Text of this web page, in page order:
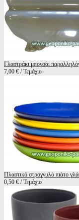
Γλαστράκι μπονσάι
7,00 € / Τεμάχιο
Πλαστικό στρογγυλό πιάτο
0,50 € / Τεμάχιο